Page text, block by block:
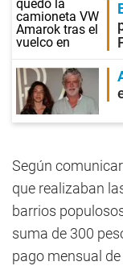
Según
que realizaban
barrios
suma de 300
pago mensual